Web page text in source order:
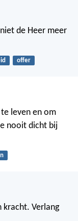
de Heer meer
offer
leven en om
nooit dicht bij
kracht. Verlang